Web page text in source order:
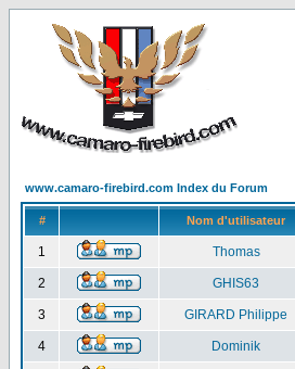
www.camaro-firebird.com Index du Forum
# Nom d'utilisateur
1 Thomas
2 GHIS63
3 GIRARD Philippe
4 Dominik